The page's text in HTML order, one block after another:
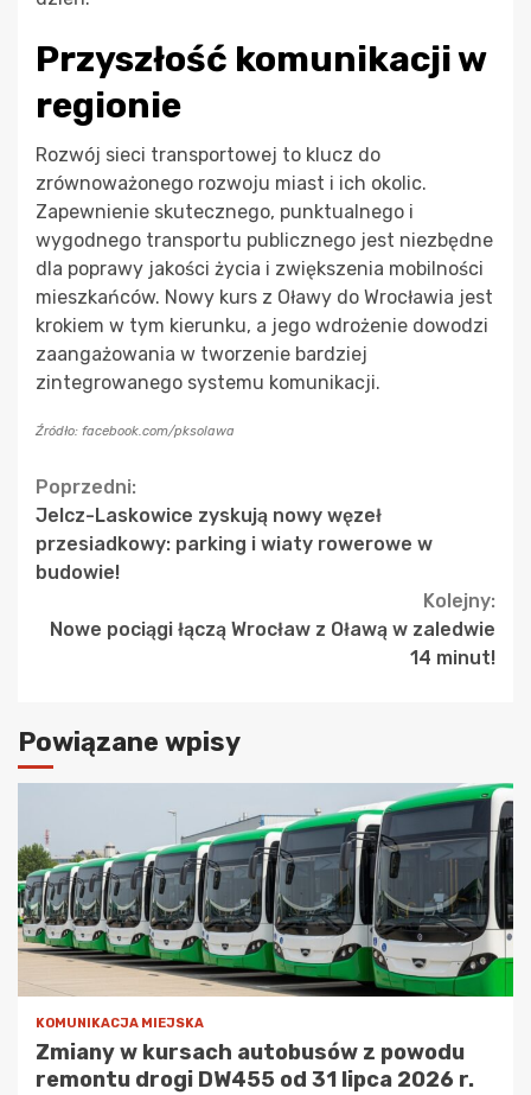
Przyszłość komunikacji w
regionie
Rozwój sieci transportowej to klucz do
zrównoważonego rozwoju miast i ich okolic.
Zapewnienie skutecznego, punktualnego i
wygodnego transportu publicznego jest niezbędne
dla poprawy jakości życia i zwiększenia mobilności
mieszkańców. Nowy kurs z Oławy do Wrocławia jest
krokiem w tym kierunku, a jego wdrożenie dowodzi
zaangażowania w tworzenie bardziej
zintegrowanego systemu komunikacji.
Źródło: facebook.com/pksolawa
Continue
Reading
Poprzedni:
Jelcz-Laskowice zyskują nowy węzeł
przesiadkowy: parking i wiaty rowerowe w
budowie!
Kolejny:
Nowe pociągi łączą Wrocław z Oławą w zaledwie
14 minut!
Powiązane wpisy
KOMUNIKACJA MIEJSKA
Zmiany w kursach autobusów z powodu
remontu drogi DW455 od 31 lipca 2026 r.